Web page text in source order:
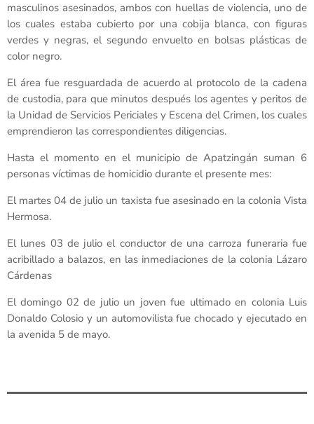
masculinos asesinados, ambos con huellas de violencia, uno de
los cuales estaba cubierto por una cobija blanca, con figuras
verdes y negras, el segundo envuelto en bolsas plásticas de
color negro.
El área fue resguardada de acuerdo al protocolo de la cadena
de custodia, para que minutos después los agentes y peritos de
la Unidad de Servicios Periciales y Escena del Crimen, los cuales
emprendieron las correspondientes diligencias.
Hasta el momento en el municipio de Apatzingán suman 6
personas víctimas de homicidio durante el presente mes:
El martes 04 de julio un taxista fue asesinado en la colonia Vista
Hermosa.
El lunes 03 de julio el conductor de una carroza funeraria fue
acribillado a balazos, en las inmediaciones de la colonia Lázaro
Cárdenas
El domingo 02 de julio un joven fue ultimado en colonia Luis
Donaldo Colosio y un automovilista fue chocado y ejecutado en
la avenida 5 de mayo.